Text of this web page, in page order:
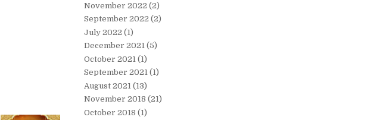
November 2022 (2)
September 2022 (2)
July 2022 (1)
December 2021 (5)
October 2021 (1)
September 2021 (1)
August 2021 (13)
November 2018 (21)
October 2018 (1)